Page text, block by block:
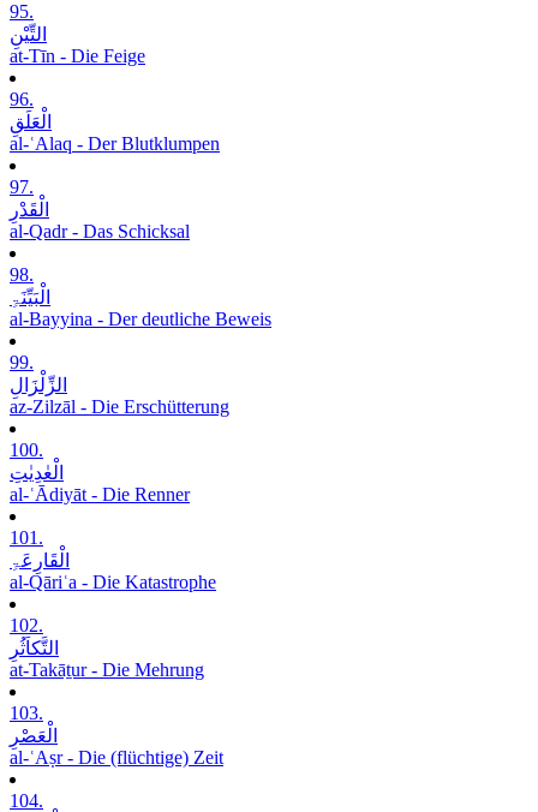
95.
التِّیْنِ
at-Tīn - Die Feige
96.
الْعَلَقِ
al-ʿAlaq - Der Blutklumpen
97.
الْقَدْرِ
al-Qadr - Das Schicksal
98.
الْبَیِّنَۃِ
al-Bayyina - Der deutliche Beweis
99.
الزِّلْزَالِ
az-Zilzāl - Die Erschütterung
100.
الْعٰدِیٰتِ
al-ʿĀdiyāt - Die Renner
101.
الْقَارِعَۃِ
al-Qāriʿa - Die Katastrophe
102.
التَّکاَثُرِ
at-Takāṯur - Die Mehrung
103.
الْعَصْرِ
al-ʿAṣr - Die (flüchtige) Zeit
104.